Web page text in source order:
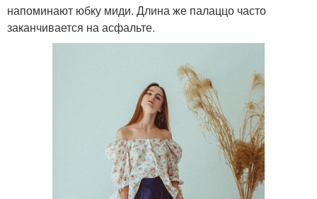
напоминают юбку миди. Длина же палаццо часто
заканчивается на асфальте.